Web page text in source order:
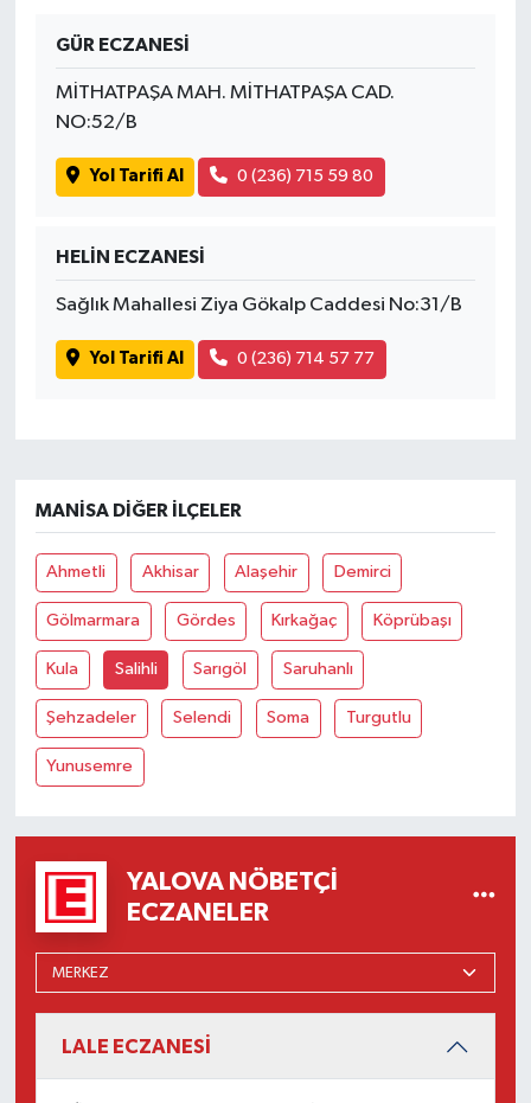
GÜR ECZANESİ
MİTHATPAŞA MAH. MİTHATPAŞA CAD.
NO:52/B
Yol Tarifi Al 0 (236) 715 59 80
HELİN ECZANESİ
Sağlık Mahallesi Ziya Gökalp Caddesi No:31/B
Yol Tarifi Al 0 (236) 714 57 77
MANISA DIĞER İLÇELER
Ahmetli Akhisar Alaşehir Demirci
Gölmarmara Gördes Kırkağaç Köprübaşı
Kula Salihli Sarıgöl Saruhanlı
Şehzadeler Selendi Soma Turgutlu
Yunusemre
YALOVA NÖBETÇI
ECZANELER
LALE ECZANESİ